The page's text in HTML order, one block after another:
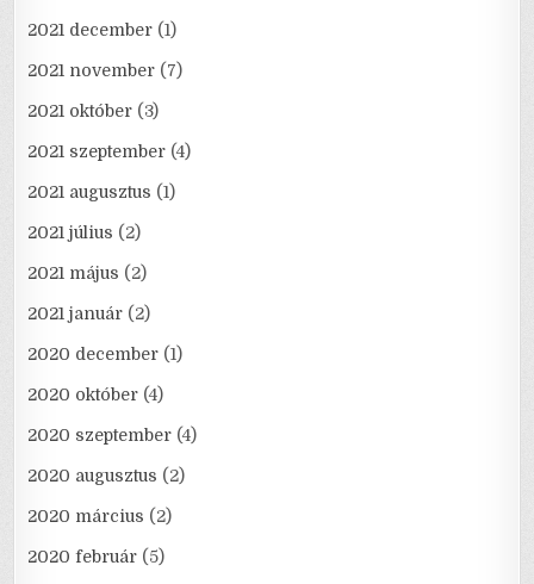
2021 december (1)
2021 november (7)
2021 október (3)
2021 szeptember (4)
2021 augusztus (1)
2021 július (2)
2021 május (2)
2021 január (2)
2020 december (1)
2020 október (4)
2020 szeptember (4)
2020 augusztus (2)
2020 március (2)
2020 február (5)